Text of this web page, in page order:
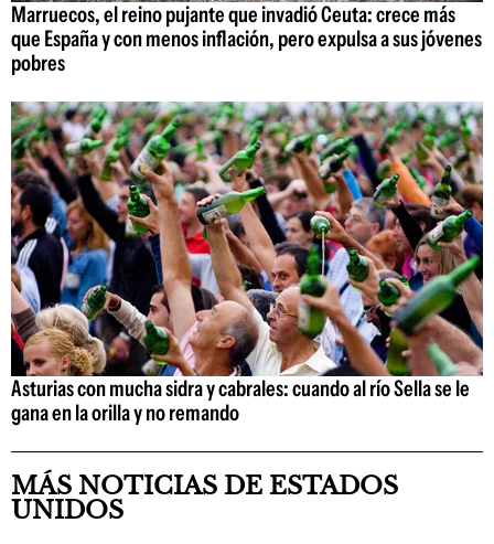
Marruecos, el reino pujante que invadió Ceuta: crece más
que España y con menos inflación, pero expulsa a sus jóvenes
pobres
Asturias con mucha sidra y cabrales: cuando al río Sella se le
gana en la orilla y no remando
MÁS NOTICIAS DE ESTADOS
UNIDOS